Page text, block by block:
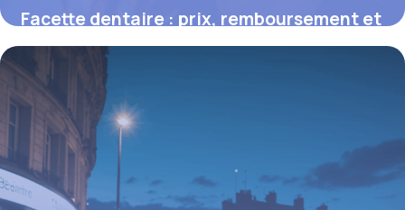
Facette dentaire : prix, remboursement et
conseils pour un sourire parfait
16 juin 2026